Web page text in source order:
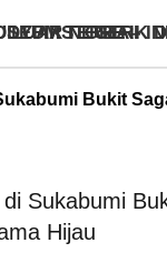
INSTANTBODYFIXSTORE – INFORMASI SEPUTAR MUSEUM TERBAIK DALAM DAN LUAR NEGERI
Bukit
Sukabumi
Hijau